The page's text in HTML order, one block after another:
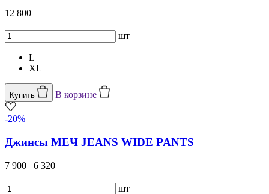
12 800
шт
L
XL
Купить В корзине
-20%
Джинсы МЕЧ JEANS WIDE PANTS
7 900 6 320
шт